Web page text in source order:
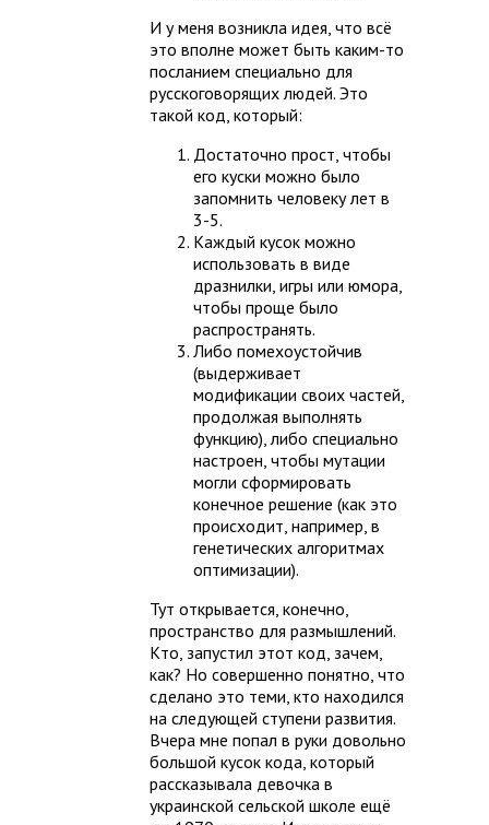
И у меня возникла идея, что всё
это вполне может быть каким-то
посланием специально для
русскоговорящих людей. Это
такой код, который:
Достаточно прост, чтобы
его куски можно было
запомнить человеку лет в
3-5.
Каждый кусок можно
использовать в виде
дразнилки, игры или юмора,
чтобы проще было
распространять.
Либо помехоустойчив
(выдерживает
модификации своих частей,
продолжая выполнять
функцию), либо специально
настроен, чтобы мутации
могли сформировать
конечное решение (как это
происходит, например, в
генетических алгоритмах
оптимизации).
Тут открывается, конечно,
пространство для размышлений.
Кто, запустил этот код, зачем,
как? Но совершенно понятно, что
сделано это теми, кто находился
на следующей ступени развития.
Вчера мне попал в руки довольно
большой кусок кода, который
рассказывала девочка в
украинской сельской школе ещё